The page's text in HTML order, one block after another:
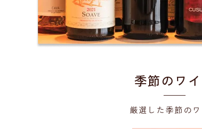
季節のワ
厳選した季節の